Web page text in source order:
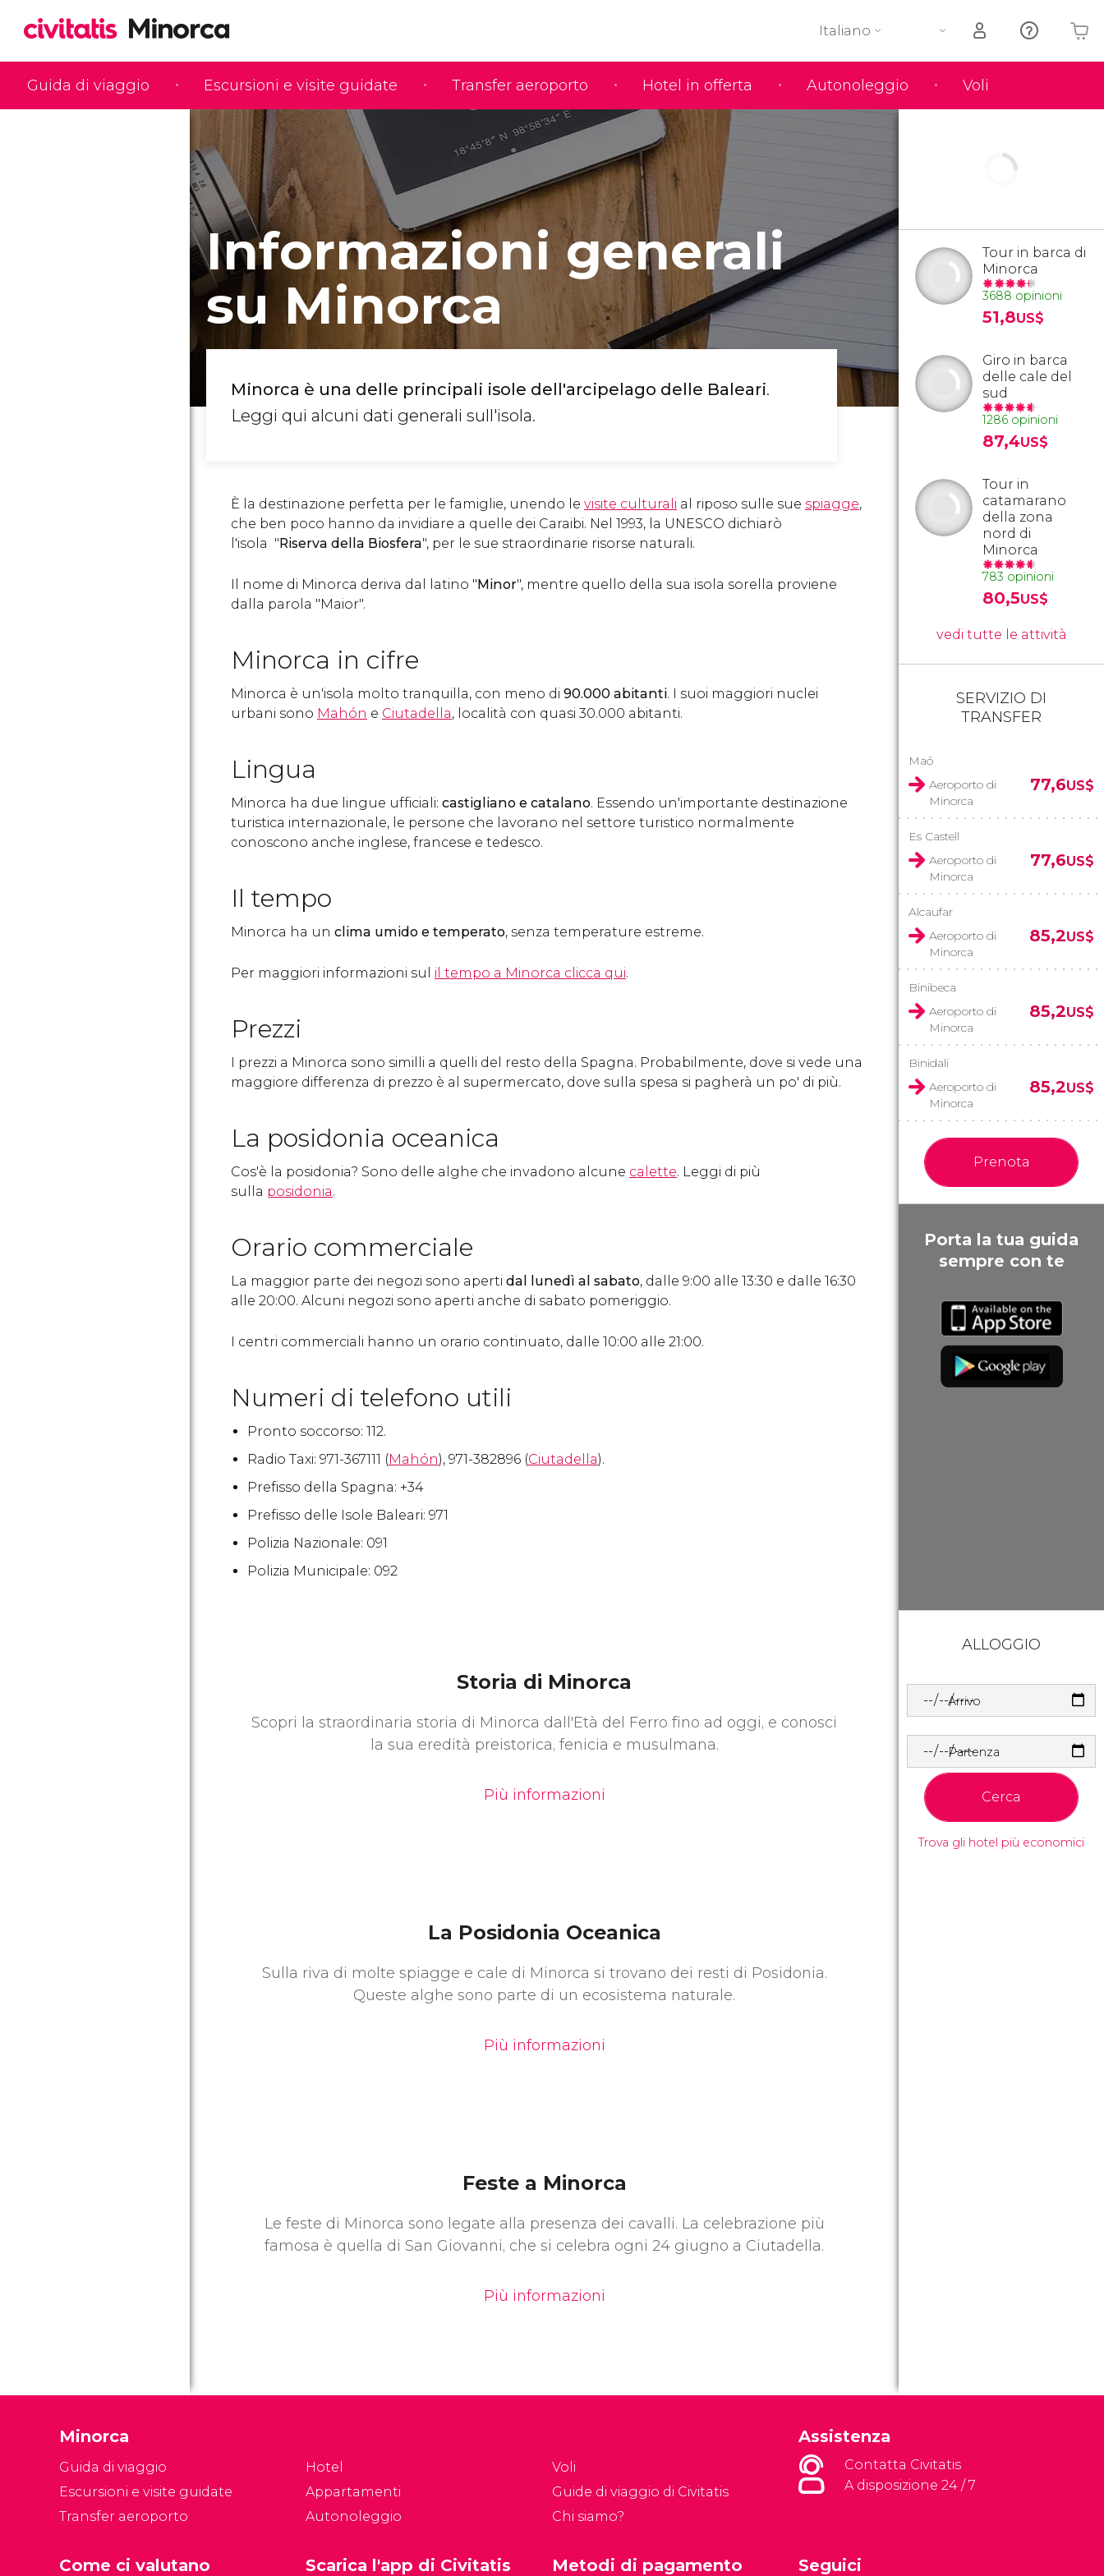
Guida di viaggio Escursioni e visite guidate Transfer aeroporto Hotel in offerta Autonoleggio Voli
Italiano
Il tuo carrello è vuoto
Informazioni generali
su Minorca
Minorca è una delle principali isole dell'arcipelago delle Baleari.
Leggi qui alcuni dati generali sull'isola.
È la destinazione perfetta per le famiglie, unendo le visite culturali al riposo sulle sue spiagge,
che ben poco hanno da invidiare a quelle dei Caraibi. Nel 1993, la UNESCO dichiarò
l'isola "Riserva della Biosfera", per le sue straordinarie risorse naturali.
Il nome di Minorca deriva dal latino "Minor", mentre quello della sua isola sorella proviene
dalla parola "Maior".
Minorca in cifre
Minorca è un'isola molto tranquilla, con meno di 90.000 abitanti. I suoi maggiori nuclei
urbani sono Mahón e Ciutadella, località con quasi 30.000 abitanti.
Lingua
Minorca ha due lingue ufficiali: castigliano e catalano. Essendo un'importante destinazione
turistica internazionale, le persone che lavorano nel settore turistico normalmente
conoscono anche inglese, francese e tedesco.
Il tempo
Minorca ha un clima umido e temperato, senza temperature estreme.
Per maggiori informazioni sul il tempo a Minorca clicca qui.
Prezzi
I prezzi a Minorca sono similli a quelli del resto della Spagna. Probabilmente, dove si vede una
maggiore differenza di prezzo è al supermercato, dove sulla spesa si pagherà un po' di più.
La posidonia oceanica
Cos'è la posidonia? Sono delle alghe che invadono alcune calette. Leggi di più
sulla posidonia.
Orario commerciale
La maggior parte dei negozi sono aperti dal lunedì al sabato, dalle 9:00 alle 13:30 e dalle 16:30
alle 20:00. Alcuni negozi sono aperti anche di sabato pomeriggio.
I centri commerciali hanno un orario continuato, dalle 10:00 alle 21:00.
Numeri di telefono utili
Pronto soccorso: 112.
Radio Taxi: 971-367111 (Mahón), 971-382896 (Ciutadella).
Prefisso della Spagna: +34
Prefisso delle Isole Baleari: 971
Polizia Nazionale: 091
Polizia Municipale: 092
Storia di Minorca
Scopri la straordinaria storia di Minorca dall'Età del Ferro fino ad oggi, e conosci
la sua eredità preistorica, fenicia e musulmana.
Più informazioni
La Posidonia Oceanica
Sulla riva di molte spiagge e cale di Minorca si trovano dei resti di Posidonia.
Queste alghe sono parte di un ecosistema naturale.
Più informazioni
Feste a Minorca
Le feste di Minorca sono legate alla presenza dei cavalli. La celebrazione più
famosa è quella di San Giovanni, che si celebra ogni 24 giugno a Ciutadella.
Più informazioni
Tour in barca di
Minorca
3688 opinioni
51,8US$
Giro in barca
delle cale del
sud
1286 opinioni
87,4US$
Tour in
catamarano
della zona
nord di
Minorca
783 opinioni
80,5US$
vedi tutte le attività
SERVIZIO DI
TRANSFER
Maó
Aeroporto di
Minorca
77,6US$
Es Castell
Aeroporto di
Minorca
77,6US$
Alcaufar
Aeroporto di
Minorca
85,2US$
Binibeca
Aeroporto di
Minorca
85,2US$
Binidali
Aeroporto di
Minorca
85,2US$
Prenota
Porta la tua guida
sempre con te
ALLOGGIO
Arrivo
Partenza
Cerca
Trova gli hotel più economici
Minorca
Guida di viaggio
Escursioni e visite guidate
Transfer aeroporto
Hotel
Appartamenti
Autonoleggio
Voli
Guide di viaggio di Civitatis
Chi siamo?
Assistenza
Contatta Civitatis
A disposizione 24 / 7
Come ci valutano Seguici
Scarica l'app di Civitatis Metodi di pagamento